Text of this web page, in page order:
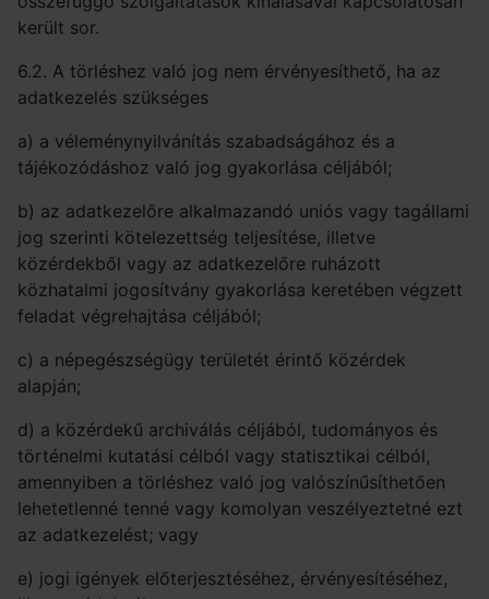
került sor.
6.2. A törléshez való jog nem érvényesíthető, ha az
adatkezelés szükséges
a) a véleménynyilvánítás szabadságához és a
tájékozódáshoz való jog gyakorlása céljából;
b) az adatkezelőre alkalmazandó uniós vagy tagállami
jog szerinti kötelezettség teljesítése, illetve
közérdekből vagy az adatkezelőre ruházott
közhatalmi jogosítvány gyakorlása keretében végzett
feladat végrehajtása céljából;
c) a népegészségügy területét érintő közérdek
alapján;
d) a közérdekű archiválás céljából, tudományos és
történelmi kutatási célból vagy statisztikai célból,
amennyiben a törléshez való jog valószínűsíthetően
lehetetlenné tenné vagy komolyan veszélyeztetné ezt
az adatkezelést; vagy
e) jogi igények előterjesztéséhez, érvényesítéséhez,